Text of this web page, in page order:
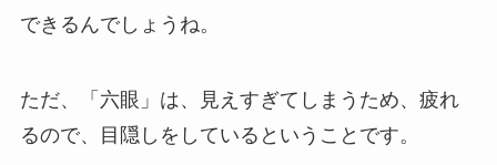
できるんでしょうね。
ただ、「六眼」は、見えすぎてしまうため、疲れ
るので、目隠しをしているということです。